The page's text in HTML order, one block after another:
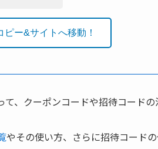
ピー&サイトへ移動！
、クーポンコードや招待コード
やその使い方、さらに招待コード